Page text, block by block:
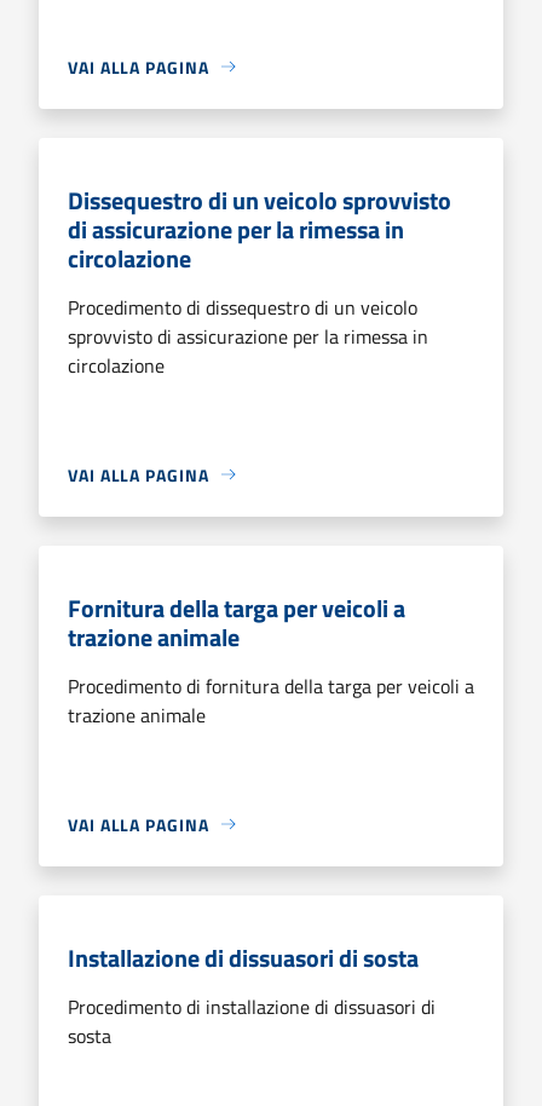
VAI ALLA PAGINA
Dissequestro di un veicolo sprovvisto
di assicurazione per la rimessa in
circolazione
Procedimento di dissequestro di un veicolo
sprovvisto di assicurazione per la rimessa in
circolazione
VAI ALLA PAGINA
Fornitura della targa per veicoli a
trazione animale
Procedimento di fornitura della targa per veicoli a
trazione animale
VAI ALLA PAGINA
Installazione di dissuasori di sosta
Procedimento di installazione di dissuasori di
sosta